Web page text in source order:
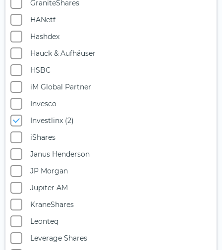
GraniteShares
HANetf
Hashdex
Hauck & Aufhäuser
HSBC
iM Global Partner
Invesco
Investlinx (2)
iShares
Janus Henderson
JP Morgan
Jupiter AM
KraneShares
Leonteq
Leverage Shares